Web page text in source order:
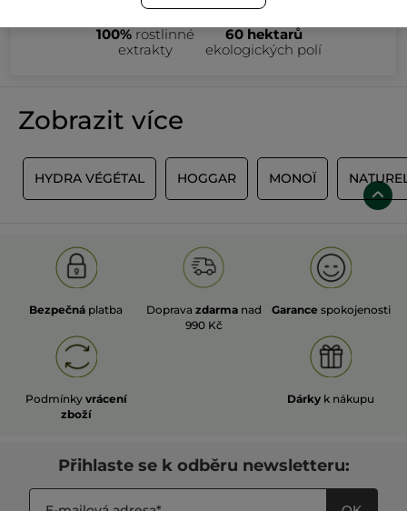
100% rostlinné
extrakty
60 hektarů
ekologických polí
Zobrazit více
HYDRA VÉGÉTAL HOGGAR MONOÏ
Bezpečná platba Doprava zdarma nad
990 Kč
Garance spokojenosti
Podmínky vrácení
zboží
Dárky k nákupu
Přihlaste se k odběru newsletteru: